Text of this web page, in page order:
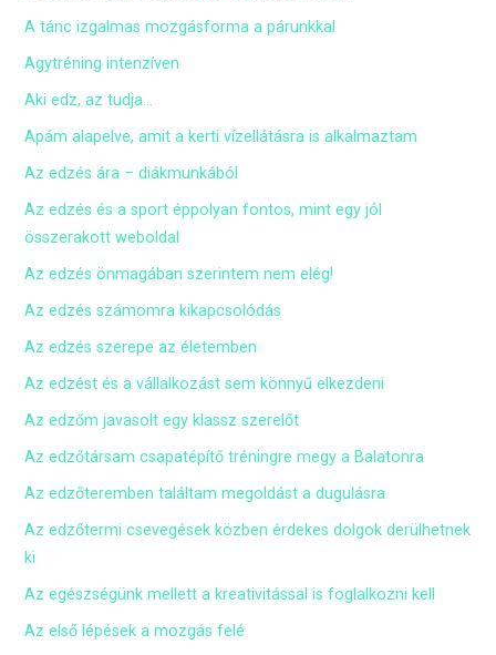
A tánc izgalmas mozgásforma a párunkkal
Agytréning intenzíven
Aki edz, az tudja…
Apám alapelve, amit a kerti vízellátásra is alkalmaztam
Az edzés ára – diákmunkából
Az edzés és a sport éppolyan fontos, mint egy jól
összerakott weboldal
Az edzés önmagában szerintem nem elég!
Az edzés számomra kikapcsolódás
Az edzés szerepe az életemben
Az edzést és a vállalkozást sem könnyű elkezdeni
Az edzőm javasolt egy klassz szerelőt
Az edzőtársam csapatépítő tréningre megy a Balatonra
Az edzőteremben találtam megoldást a dugulásra
Az edzőtermi csevegések közben érdekes dolgok derülhetnek
ki
Az egészségünk mellett a kreativitással is foglalkozni kell
Az első lépések a mozgás felé